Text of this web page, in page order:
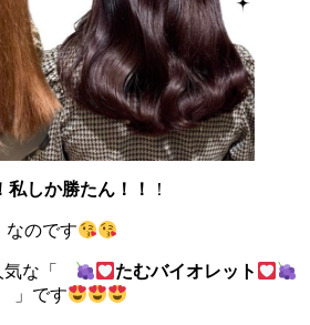
私しか勝たん！！ ！
なのです
気な「
たむバイオレット
」です